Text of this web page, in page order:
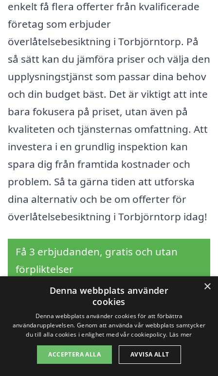
enkelt få flera offerter från kvalificerade
företag som erbjuder
överlåtelsebesiktning i Torbjörntorp. På
så sätt kan du jämföra priser och välja den
upplysningstjänst som passar dina behov
och din budget bäst. Det är viktigt att inte
bara fokusera på priset, utan även på
kvaliteten och tjänsternas omfattning. Att
investera i en grundlig inspektion kan
spara dig från framtida kostnader och
problem. Så ta gärna tiden att utforska
dina alternativ och be om offerter för
överlåtelsebesiktning i Torbjörntorp idag!
Få 3 erbjudanden, gratis och utan
förpliktelser
Sök efter en
professionell för
överlåtelsebesiktning i
×
Denna webbplats använder
cookies
Denna webbplats använder cookies för att förbättra
användarupplevelsen. Genom att använda vår webbplats samtycker
du till alla cookies i enlighet med vår cookiepolicy. Läs mer
ACCEPTERA ALLA AVVISA ALLT